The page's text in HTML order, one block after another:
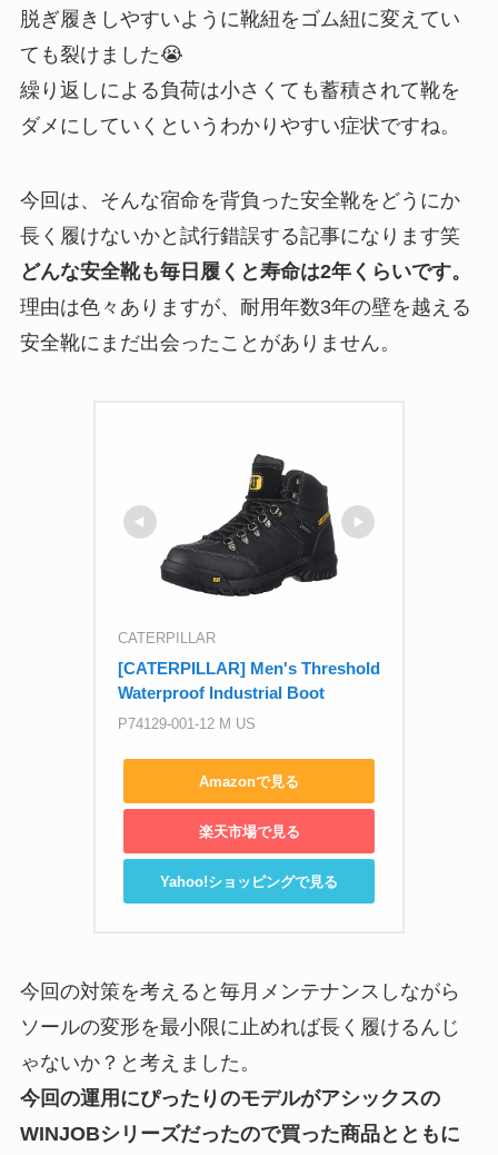
脱ぎ履きしやすいように靴紐をゴム紐に変えてい
ても裂けました😭
繰り返しによる負荷は小さくても蓄積されて靴を
ダメにしていくというわかりやすい症状ですね。
今回は、そんな宿命を背負った安全靴をどうにか
長く履けないかと試行錯誤する記事になります笑
どんな安全靴も毎日履くと寿命は2年くらいです。
理由は色々ありますが、耐用年数3年の壁を越える
安全靴にまだ出会ったことがありません。
CATERPILLAR
[CATERPILLAR] Men's Threshold
Waterproof Industrial Boot
P74129-001-12 M US
Amazonで見る
楽天市場で見る
Yahoo!ショッピングで見る
今回の対策を考えると毎月メンテナンスしながら
ソールの変形を最小限に止めれば長く履けるんじ
ゃないか？と考えました。
今回の運用にぴったりのモデルがアシックスの
WINJOBシリーズだったので買った商品とともに